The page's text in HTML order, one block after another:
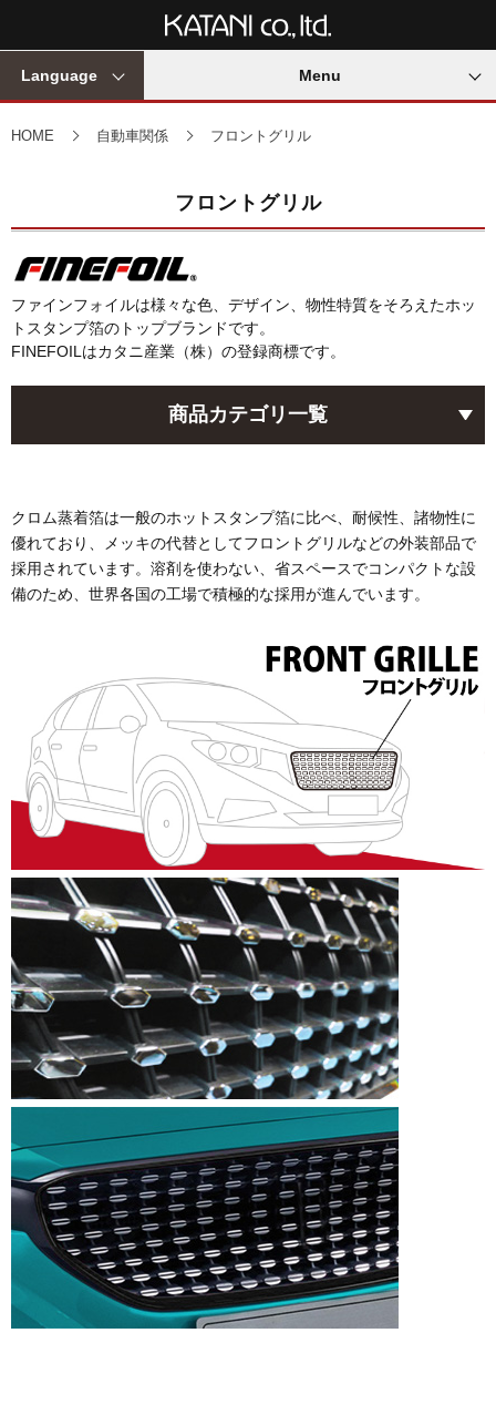
Language Menu
HOME 自動車関係 フロントグリル
フロントグリル
ファインフォイルは様々な色、デザイン、物性特質をそろえたホッ
トスタンプ箔のトップブランドです。
FINEFOILはカタニ産業（株）の登録商標です。
商品カテゴリ一覧
クロム蒸着箔は一般のホットスタンプ箔に比べ、耐候性、諸物性に
優れており、メッキの代替としてフロントグリルなどの外装部品で
採用されています。溶剤を使わない、省スペースでコンパクトな設
備のため、世界各国の工場で積極的な採用が進んでいます。